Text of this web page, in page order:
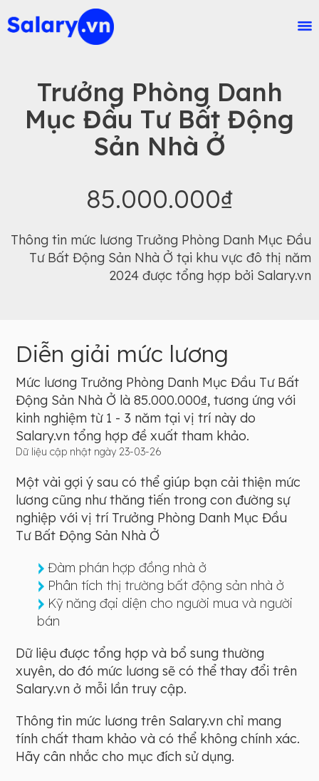
Trưởng Phòng Danh
Mục Đầu Tư Bất Động
Sản Nhà Ở
85.000.000₫
Thông tin mức lương Trưởng Phòng Danh Mục Đầu
Tư Bất Động Sản Nhà Ở tại khu vực đô thị năm
2024 được tổng hợp bởi Salary.vn
Diễn giải mức lương
Mức lương Trưởng Phòng Danh Mục Đầu Tư Bất
Động Sản Nhà Ở là 85.000.000₫, tương ứng với
kinh nghiệm từ 1 - 3 năm tại vị trí này do
Salary.vn tổng hợp đề xuất tham khảo.
Dữ liệu cập nhật ngày 23-03-26
Một vài gợi ý sau có thể giúp bạn cải thiện mức
lương cũng như thăng tiến trong con đường sự
nghiệp với vị trí Trưởng Phòng Danh Mục Đầu
Tư Bất Động Sản Nhà Ở
Đàm phán hợp đồng nhà ở
Phân tích thị trường bất động sản nhà ở
Kỹ năng đại diện cho người mua và người
bán
Dữ liệu được tổng hợp và bổ sung thường
xuyên, do đó mức lương sẽ có thể thay đổi trên
Salary.vn ở mỗi lần truy cập.
Thông tin mức lương trên Salary.vn chỉ mang
tính chất tham khảo và có thể không chính xác.
Hãy cân nhắc cho mục đích sử dụng.